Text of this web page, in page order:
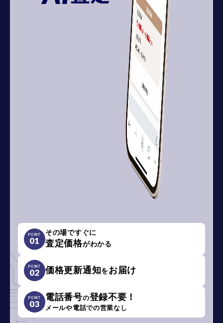
POINT
01
その場ですぐに
査定価格がわかる
POINT
02 価格更新通知をお届け
POINT
03
電話番号の登録不要！
メールや電話での営業なし